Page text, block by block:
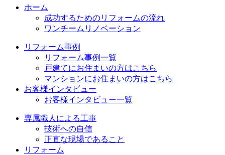
ホーム
成功するためのリフォームの流れ
ワンチームリノベーション
リフォーム事例
リフォーム事例一覧
戸建てにお住まいの方はこちら
マンションにお住まいの方はこちら
お客様インタビュー
お客様インタビュー一覧
専属職人による工事
技術への自信
正直な現場であること
リフォーム